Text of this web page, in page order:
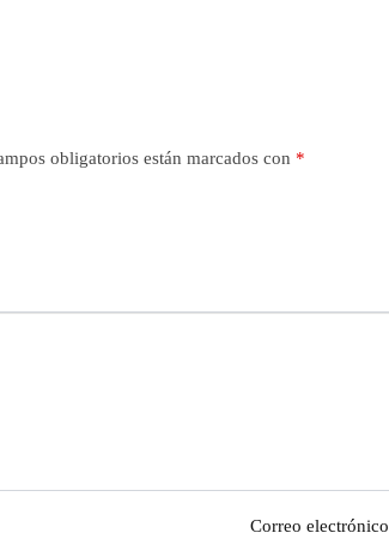
obligatorios están marcados con *
Correo electrónico